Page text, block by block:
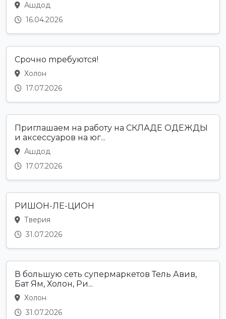
Ашдод
16.04.2026
Cрочно mpебуются!
Холон
17.07.2026
Приглашаем на работу на СКЛАДЕ ОДЕЖДЫ
и аксессуаров на юг...
Ашдод
17.07.2026
РИШОН-ЛЕ-ЦИОН
Тверия
31.07.2026
В большую сеть супермаркетов Тель Авив,
Бат Ям, Холон, Ри...
Холон
31.07.2026